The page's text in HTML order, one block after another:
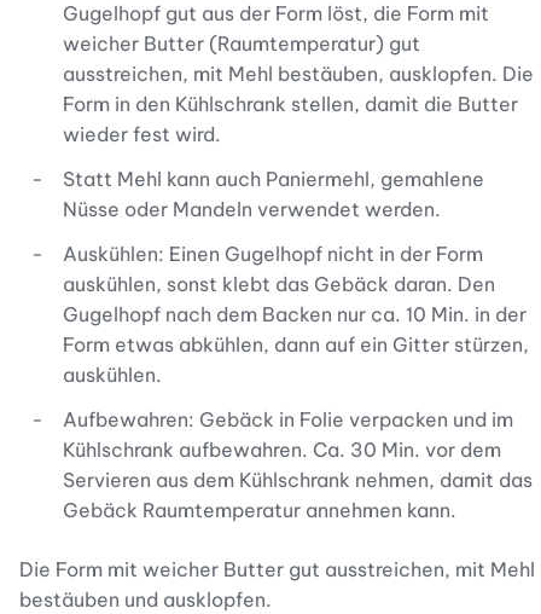
Gugelhopf gut aus der Form löst, die Form mit
weicher Butter (Raumtemperatur) gut
ausstreichen, mit Mehl bestäuben, ausklopfen. Die
Form in den Kühlschrank stellen, damit die Butter
wieder fest wird.
Statt Mehl kann auch Paniermehl, gemahlene
Nüsse oder Mandeln verwendet werden.
Auskühlen: Einen Gugelhopf nicht in der Form
auskühlen, sonst klebt das Gebäck daran. Den
Gugelhopf nach dem Backen nur ca. 10 Min. in der
Form etwas abkühlen, dann auf ein Gitter stürzen,
auskühlen.
Aufbewahren: Gebäck in Folie verpacken und im
Kühlschrank aufbewahren. Ca. 30 Min. vor dem
Servieren aus dem Kühlschrank nehmen, damit das
Gebäck Raumtemperatur annehmen kann.
Die Form mit weicher Butter gut ausstreichen, mit Mehl
bestäuben und ausklopfen.